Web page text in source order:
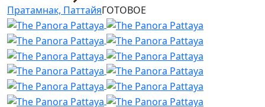
Пратамнак, ПаттайяГОТОВОЕ